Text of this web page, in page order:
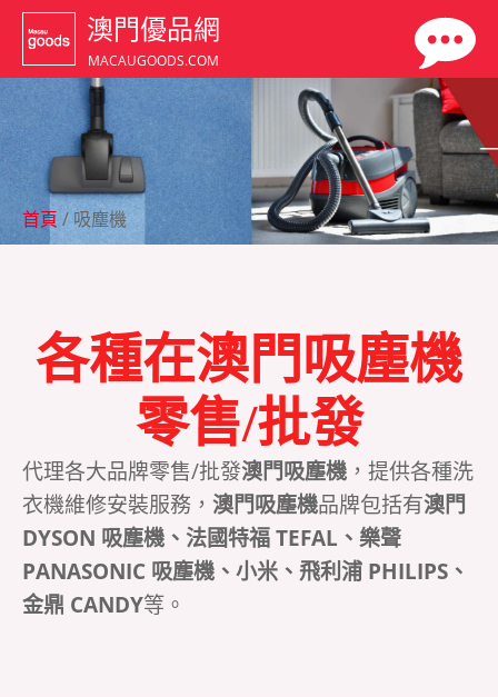
澳門優品網
MACAUGOODS.COM
首頁 / 吸塵機
各種在澳門吸塵機
零售/批發
代理各大品牌零售/批發澳門吸塵機 ，提供各種洗
衣機維修安裝服務， 澳門吸塵機品牌包括有澳門
DYSON 吸塵機、法國特福 TEFAL、樂聲
PANASONIC 吸塵機、小米、飛利浦 PHILIPS、
金鼎 CANDY等。